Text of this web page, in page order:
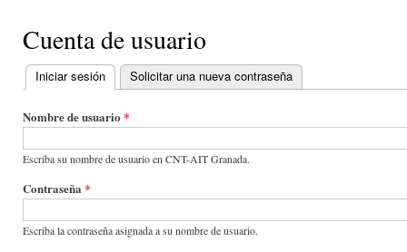
Cuenta de usuario
Solapas principales
Iniciar sesión (solapa activa)
Solicitar una nueva contraseña
Nombre de usuario *
Escriba su nombre de usuario en CNT-AIT Granada.
Contraseña *
Escriba la contraseña asignada a su nombre de usuario.